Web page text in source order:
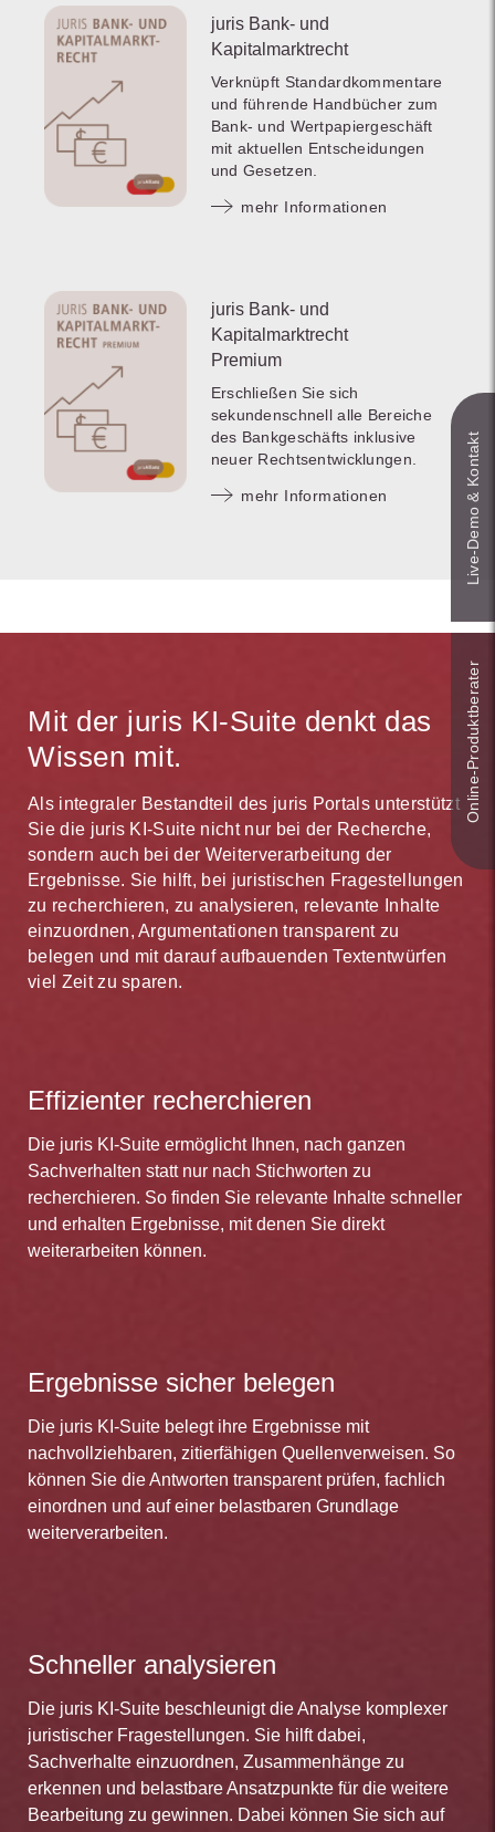
juris Bank- und
Kapitalmarktrecht
Verknüpft Standardkommentare
und führende Handbücher zum
Bank- und Wertpapiergeschäft
mit aktuellen Entscheidungen
und Gesetzen.
mehr Informationen
juris Bank- und
Kapitalmarktrecht
Premium
Erschließen Sie sich
sekundenschnell alle Bereiche
des Bankgeschäfts inklusive
neuer Rechtsentwicklungen.
mehr Informationen
Mit der juris KI-Suite denkt das
Wissen mit.
Als integraler Bestandteil des juris Portals unterstützt
Sie die juris KI-Suite nicht nur bei der Recherche,
sondern auch bei der Weiterverarbeitung der
Ergebnisse. Sie hilft, bei juristischen Fragestellungen
zu recherchieren, zu analysieren, relevante Inhalte
einzuordnen, Argumentationen transparent zu
belegen und mit darauf aufbauenden Textentwürfen
viel Zeit zu sparen.
Effizienter recherchieren
Die juris KI-Suite ermöglicht Ihnen, nach ganzen
Sachverhalten statt nur nach Stichworten zu
recherchieren. So finden Sie relevante Inhalte schneller
und erhalten Ergebnisse, mit denen Sie direkt
weiterarbeiten können.
Ergebnisse sicher belegen
Die juris KI-Suite belegt ihre Ergebnisse mit
nachvollziehbaren, zitierfähigen Quellenverweisen. So
können Sie die Antworten transparent prüfen, fachlich
einordnen und auf einer belastbaren Grundlage
weiterverarbeiten.
Schneller analysieren
Die juris KI-Suite beschleunigt die Analyse komplexer
juristischer Fragestellungen. Sie hilft dabei,
Sachverhalte einzuordnen, Zusammenhänge zu
erkennen und belastbare Ansatzpunkte für die weitere
Bearbeitung zu gewinnen. Dabei können Sie sich auf
Live‑Demo & Kontakt
Online-Produkt­berater